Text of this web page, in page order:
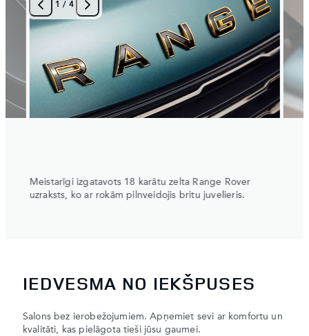
Meistarīgi izgatavots 18 karātu zelta Range Rover
uzraksts, ko ar rokām pilnveidojis britu juvelieris.
1 / 4
IEDVESMA NO IEKŠPUSES
Salons bez ierobežojumiem. Apņemiet sevi ar komfortu un
kvalitāti, kas pielāgota tieši jūsu gaumei.